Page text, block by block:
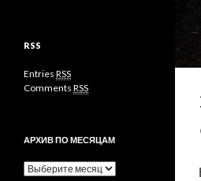
RSS
Entries RSS
Comments RSS
АРХИВ ПО МЕСЯЦАМ
Архив